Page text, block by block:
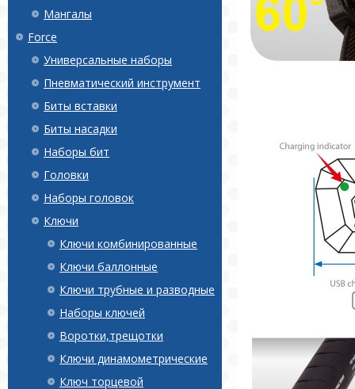
Мангалы
Force
Универсальные наборы
Пневматический инструмент
Биты вставки
Биты насадки
Наборы бит
Головки
Наборы головок
Ключи
Ключи комбинированные
Ключи баллонные
Ключи трубные и разводные
Наборы ключей
Воротки,трещотки
Ключи динамометрические
Ключ торцевой